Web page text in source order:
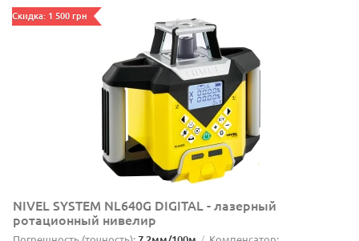
Скидка: 1 500 грн
NIVEL SYSTEM NL640G DIGITAL - лазерный
ротационный нивелир